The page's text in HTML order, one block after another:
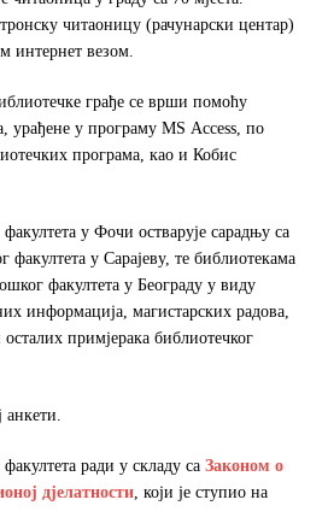
читаоницу (рачунарски центар)
интернет везом.
грађе се врши помоћу
урађене у програму МS Аccеss, по
програма, као и Кобис
у Фочи остварује сарадњу са
у Сарајеву, те библиотекама
факултета у Београду у виду
информација, магистарских радова,
примјерака библиотечког
анкети.
ради у складу са Законом о
дјелатности , који је ступио на